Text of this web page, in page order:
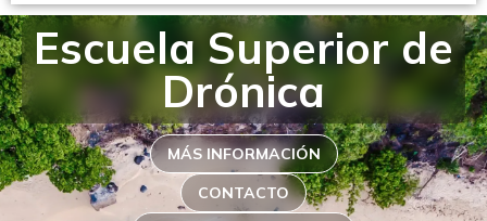
Escuela Superior de
Drónica
MÁS INFORMACIÓN
CONTACTO